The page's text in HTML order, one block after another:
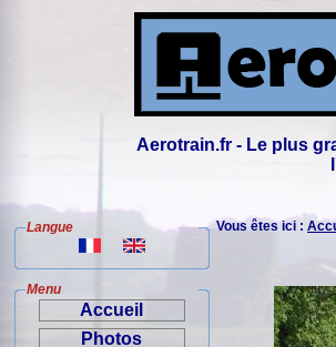
Aerotrain.fr - Le plus
Langue
Menu
Accueil
Photos
Vous êtes ici :